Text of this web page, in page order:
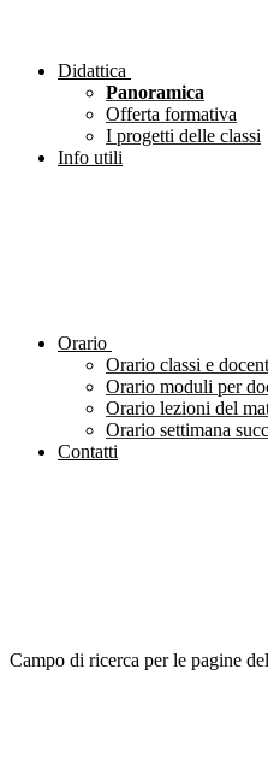
Didattica
Panoramica
Offerta formativa
I progetti delle classi
Info utili
Orario
Orario classi e
Orario moduli per
Orario lezioni del
Orario settimana
Contatti
Campo di ricerca per le pagine